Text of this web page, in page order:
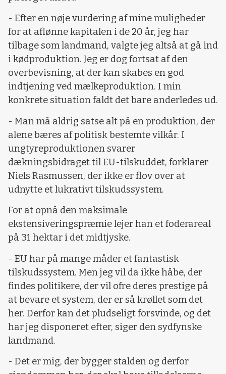
- Efter en nøje vurdering af mine muligheder
for at aflønne kapitalen i de 20 år, jeg har
tilbage som landmand, valgte jeg altså at gå ind
i kødproduktion. Jeg er dog fortsat af den
overbevisning, at der kan skabes en god
indtjening ved mælkeproduktion. I min
konkrete situation faldt det bare anderledes ud.
- Man må aldrig satse alt på en produktion, der
alene bæres af politisk bestemte vilkår. I
ungtyreproduktionen svarer
dækningsbidraget til EU-tilskuddet, forklarer
Niels Rasmussen, der ikke er flov over at
udnytte et lukrativt tilskudssystem.
For at opnå den maksimale
ekstensiveringspræmie lejer han et foderareal
på 31 hektar i det midtjyske.
- EU har på mange måder et fantastisk
tilskudssystem. Men jeg vil da ikke håbe, der
findes politikere, der vil ofre deres prestige på
at bevare et system, der er så krøllet som det
her. Derfor kan det pludseligt forsvinde, og det
har jeg disponeret efter, siger den sydfynske
landmand.
- Det er mig, der bygger stalden og derfor